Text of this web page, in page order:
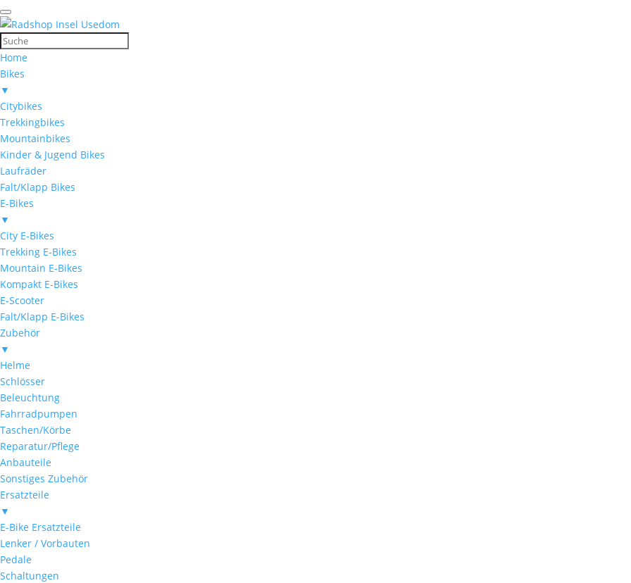
Home
Bikes
▼
Citybikes
Trekkingbikes
Mountainbikes
Kinder & Jugend Bikes
Laufräder
Falt/Klapp Bikes
E-Bikes
▼
City E-Bikes
Trekking E-Bikes
Mountain E-Bikes
Kompakt E-Bikes
E-Scooter
Falt/Klapp E-Bikes
Zubehör
▼
Helme
Schlösser
Beleuchtung
Fahrradpumpen
Taschen/Körbe
Reparatur/Pflege
Anbauteile
Sonstiges Zubehör
Ersatzteile
▼
E-Bike Ersatzteile
Lenker / Vorbauten
Pedale
Schaltungen